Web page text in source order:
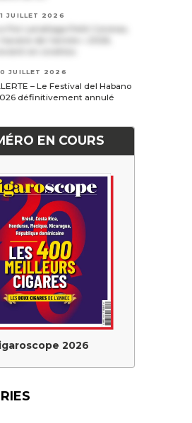
JUILLET 2026
Le Por Larrañaga Petit Coronas,
JUILLET 2026
– Le Festival del Habano
définitivement annulé
EN COURS
2026